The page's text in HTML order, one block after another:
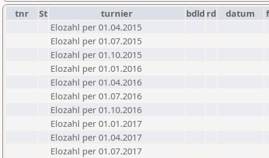
tnr St turnier bdld rd datum
f
Elozahl per 01.04.2015
Elozahl per 01.07.2015
Elozahl per 01.10.2015
Elozahl per 01.01.2016
Elozahl per 01.04.2016
Elozahl per 01.07.2016
Elozahl per 01.10.2016
Elozahl per 01.01.2017
Elozahl per 01.04.2017
Elozahl per 01.07.2017